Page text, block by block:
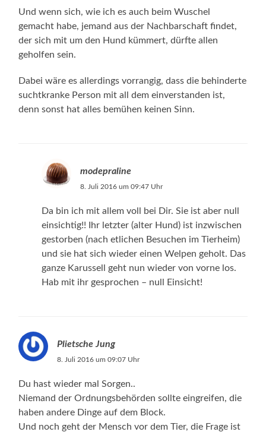
Und wenn sich, wie ich es auch beim Wuschel
gemacht habe, jemand aus der Nachbarschaft findet,
der sich mit um den Hund kümmert, dürfte allen
geholfen sein.
Dabei wäre es allerdings vorrangig, dass die behinderte
suchtkranke Person mit all dem einverstanden ist,
denn sonst hat alles bemühen keinen Sinn.
modepraline
8. Juli 2016 um 09:47 Uhr
Da bin ich mit allem voll bei Dir. Sie ist aber null
einsichtig!! Ihr letzter (alter Hund) ist inzwischen
gestorben (nach etlichen Besuchen im Tierheim)
und sie hat sich wieder einen Welpen geholt. Das
ganze Karussell geht nun wieder von vorne los.
Hab mit ihr gesprochen – null Einsicht!
Plietsche Jung
8. Juli 2016 um 09:07 Uhr
Du hast wieder mal Sorgen..
Niemand der Ordnungsbehörden sollte eingreifen, die
haben andere Dinge auf dem Block.
Und noch geht der Mensch vor dem Tier, die Frage ist